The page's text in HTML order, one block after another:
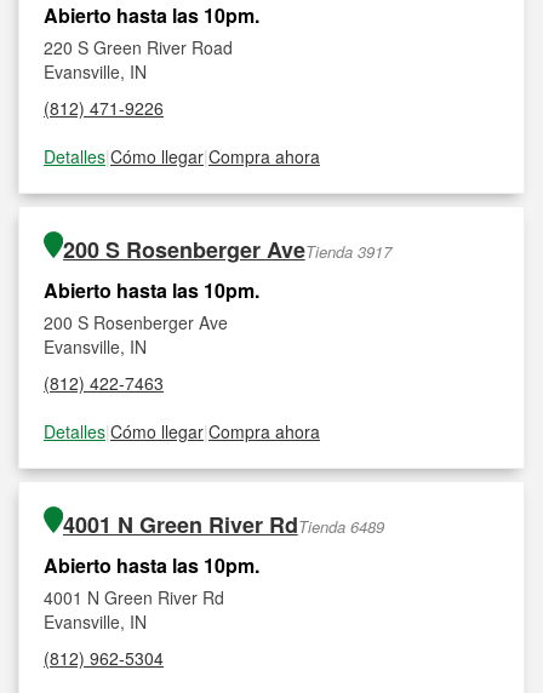
Abierto hasta las 10pm.
220 S Green River Road
Evansville, IN
(812) 471-9226
Detalles|Cómo llegar|Compra ahora
200 S Rosenberger AveTienda 3917
Abierto hasta las 10pm.
200 S Rosenberger Ave
Evansville, IN
(812) 422-7463
Detalles|Cómo llegar|Compra ahora
4001 N Green River RdTienda 6489
Abierto hasta las 10pm.
4001 N Green River Rd
Evansville, IN
(812) 962-5304